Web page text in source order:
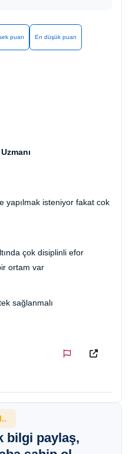
puan En düşük puan
yapılmak isteniyor fakat cok
çok disiplinli efor
ortam var
sağlanmalı
bilgi paylaş,